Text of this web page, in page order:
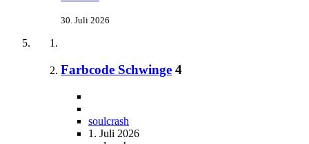
30. Juli 2026
Farbcode Schwinge 4
soulcrash
1. Juli 2026